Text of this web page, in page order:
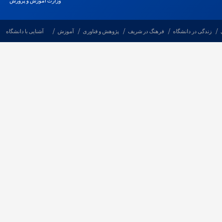
آشنایی با دانشگاه آموزش پژوهش و فناوری فرهنگ در شریف زندگی در دانشگاه